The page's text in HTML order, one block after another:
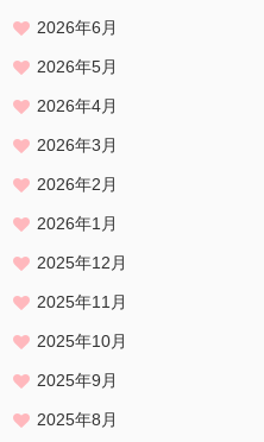
2026年6月
2026年5月
2026年4月
2026年3月
2026年2月
2026年1月
2025年12月
2025年11月
2025年10月
2025年9月
2025年8月